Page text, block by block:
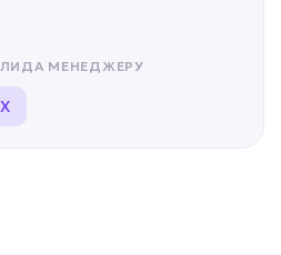
МЕНЕДЖЕРУ